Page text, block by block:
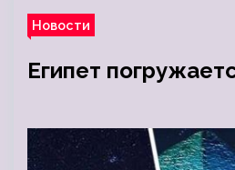
Новости
Египет